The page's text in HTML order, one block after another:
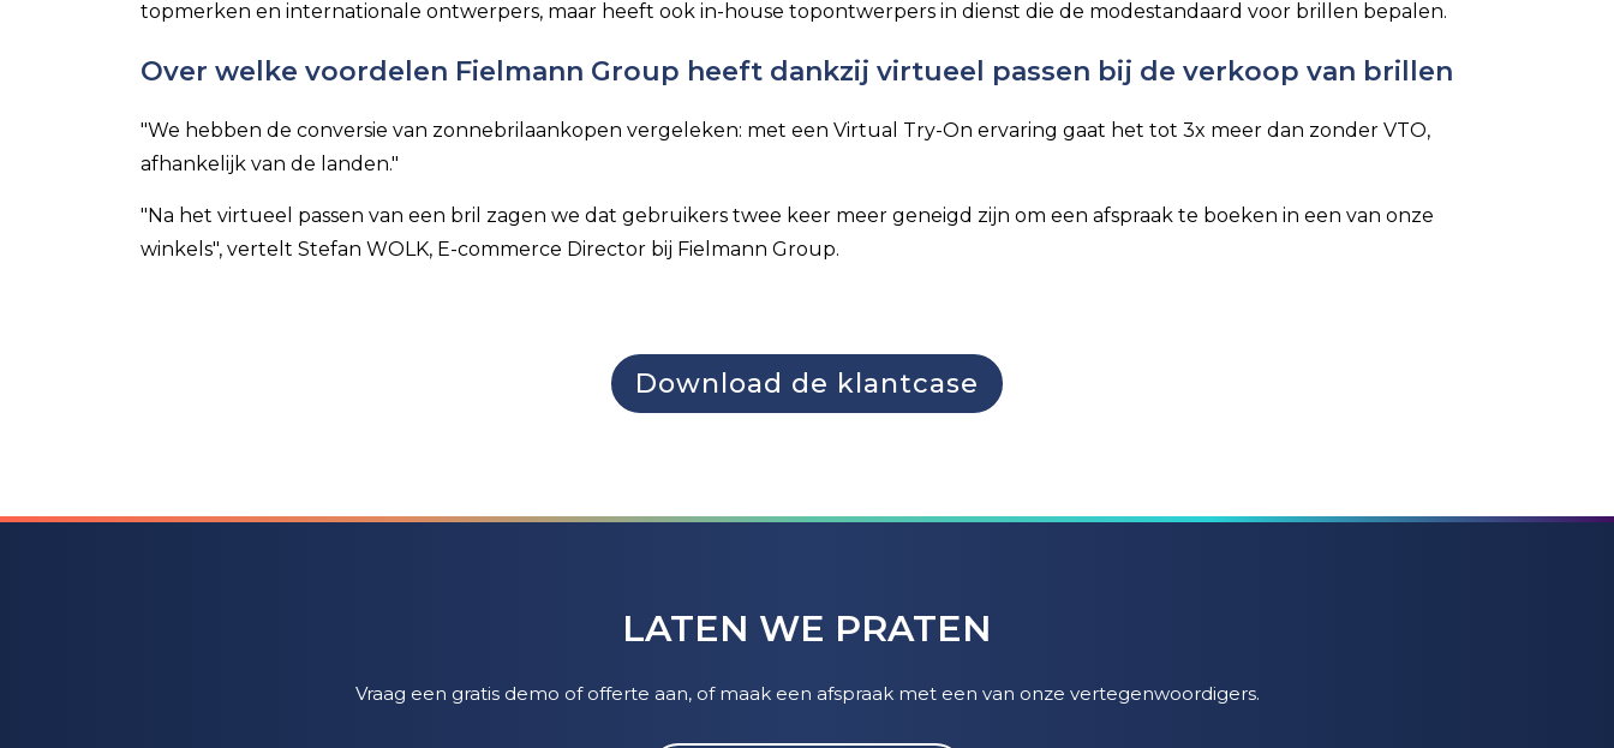
topmerken en internationale ontwerpers, maar heeft ook in-house topontwerpers in dienst die de modestandaard voor brillen bepalen.
Over welke voordelen Fielmann Group heeft dankzij virtueel passen bij de verkoop van brillen
"We hebben de conversie van zonnebrilaankopen vergeleken: met een Virtual Try-On ervaring gaat het tot 3x meer dan zonder VTO,
afhankelijk van de landen."
"Na het virtueel passen van een bril zagen we dat gebruikers twee keer meer geneigd zijn om een afspraak te boeken in een van onze
winkels", vertelt Stefan WOLK, E-commerce Director bij Fielmann Group.
Download de klantcase
LATEN WE PRATEN
Vraag een gratis demo of offerte aan, of maak een afspraak met een van onze vertegenwoordigers.